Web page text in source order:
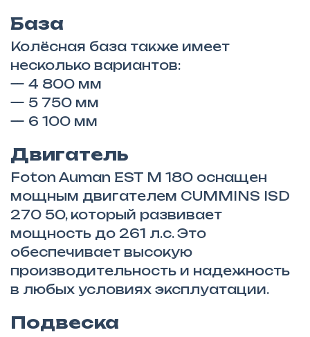
База
Колёсная база также имеет
несколько вариантов:
— 4 800 мм
— 5 750 мм
— 6 100 мм
Двигатель
Foton Auman EST M 180 оснащен
мощным двигателем CUMMINS ISD
270 50, который развивает
мощность до 261 л.с. Это
обеспечивает высокую
производительность и надежность
в любых условиях эксплуатации.
Подвеска